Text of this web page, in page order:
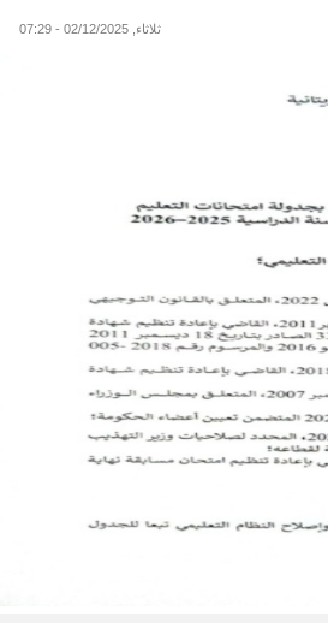
ثلاثاء, 02/12/2025 - 07:29